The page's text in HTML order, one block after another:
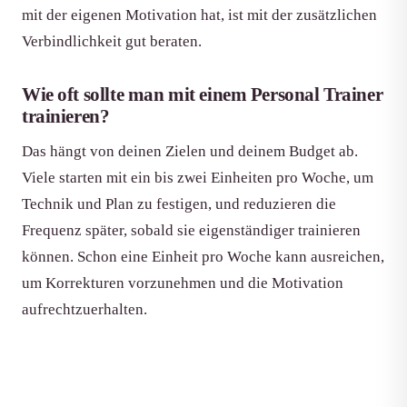
mit der eigenen Motivation hat, ist mit der zusätzlichen
Verbindlichkeit gut beraten.
Wie oft sollte man mit einem Personal Trainer
trainieren?
Das hängt von deinen Zielen und deinem Budget ab.
Viele starten mit ein bis zwei Einheiten pro Woche, um
Technik und Plan zu festigen, und reduzieren die
Frequenz später, sobald sie eigenständiger trainieren
können. Schon eine Einheit pro Woche kann ausreichen,
um Korrekturen vorzunehmen und die Motivation
aufrechtzuerhalten.